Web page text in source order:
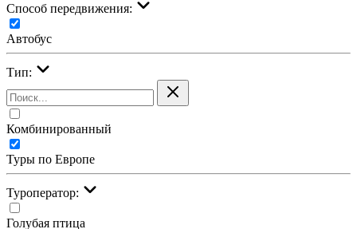
Cпособ передвижения:
Автобус
Тип:
Комбинированный
Туры по Европе
Туроператор:
Голубая птица